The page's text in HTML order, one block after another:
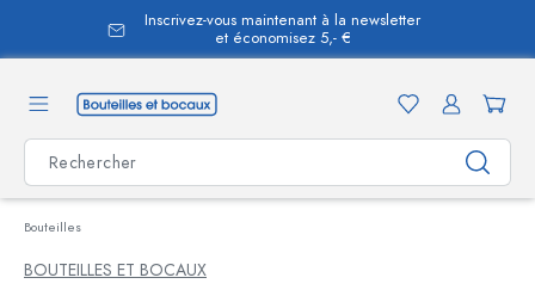
principal
Inscrivez-vous maintenant à la newsletter
et économisez 5,- €
Bouteilles
BOUTEILLES ET BOCAUX